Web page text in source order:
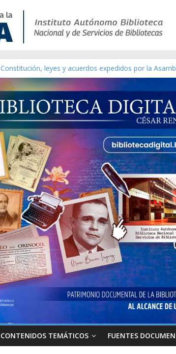
Constitución, leyes y acuerdos expedidos por la
Una Parálisis [material gráfico]
Modesta Bor Sánchez [material gráfico]
Gaceta Oficial de la República de Venezuela año
Catálogo temático de obras de Modesta Bor
CONTENIDOS TEMÁTICOS FUENTES